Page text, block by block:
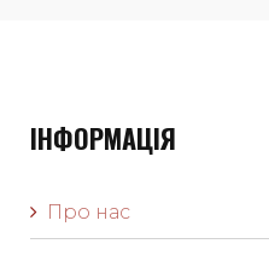
ІНФОРМАЦІЯ
Про нас